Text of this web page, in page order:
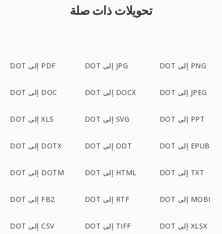
تحويلات ذات صلة
DOT إلى PDF DOT إلى JPG DOT إلى PNG
DOT إلى DOC DOT إلى DOCX DOT إلى JPEG
DOT إلى XLS DOT إلى SVG DOT إلى PPT
DOT إلى DOTX DOT إلى ODT DOT إلى EPUB
DOT إلى DOTM DOT إلى HTML DOT إلى TXT
DOT إلى FB2 DOT إلى RTF DOT إلى MOBI
DOT إلى CSV DOT إلى TIFF DOT إلى XLSX